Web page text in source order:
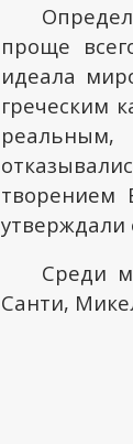
проще
идеала
греческим
реальным,
творением
утверждали
Среди
Санти,